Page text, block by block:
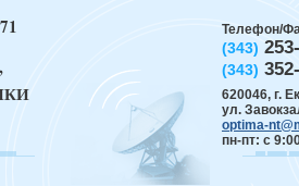
Телефон/
(343)
(343)
620046, г.
ул.
optima-
пн-пт: с